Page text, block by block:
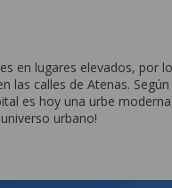
en lugares elevados, por
las calles de Atenas.
es hoy una urbe
urbano!